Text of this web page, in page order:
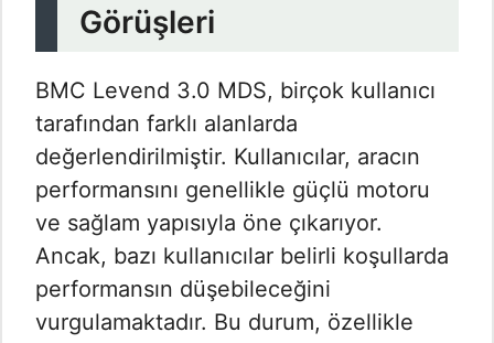
Görüşleri
BMC Levend 3.0 MDS, birçok kullanıcı
tarafından farklı alanlarda
değerlendirilmiştir. Kullanıcılar, aracın
performansını genellikle güçlü motoru
ve sağlam yapısıyla öne çıkarıyor.
Ancak, bazı kullanıcılar belirli koşullarda
performansın düşebileceğini
vurgulamaktadır. Bu durum, özellikle